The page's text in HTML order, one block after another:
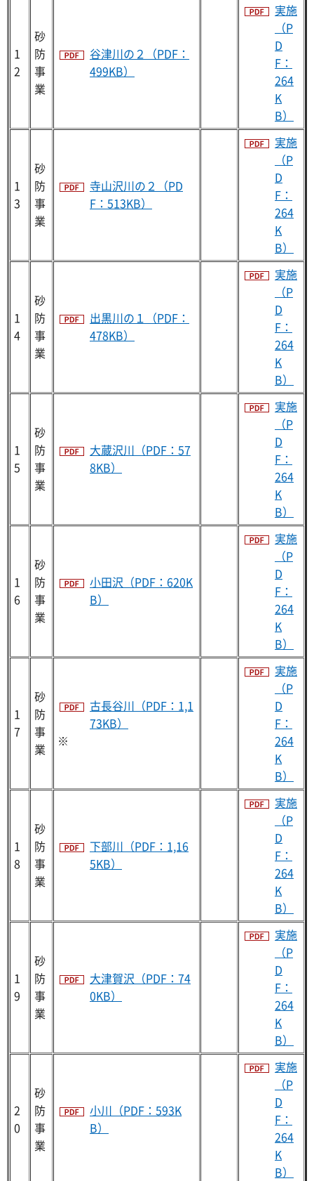
1
2
砂
防
事
業
谷津川の２（PDF：
499KB）
実施
（P
D
F：
264
K
B）
1
3
砂
防
事
業
寺山沢川の２（PD
F：513KB）
実施
（P
D
F：
264
K
B）
1
4
砂
防
事
業
出黒川の１（PDF：
478KB）
実施
（P
D
F：
264
K
B）
1
5
砂
防
事
業
大蔵沢川（PDF：57
8KB）
実施
（P
D
F：
264
K
B）
1
6
砂
防
事
業
小田沢（PDF：620K
B）
実施
（P
D
F：
264
K
B）
1
7
砂
防
事
業
古長谷川（PDF：1,1
73KB）
※
実施
（P
D
F：
264
K
B）
1
8
砂
防
事
業
下部川（PDF：1,16
5KB）
実施
（P
D
F：
264
K
B）
1
9
砂
防
事
業
大津賀沢（PDF：74
0KB）
実施
（P
D
F：
264
K
B）
2
0
砂
防
事
業
小川（PDF：593K
B）
実施
（P
D
F：
264
K
B）